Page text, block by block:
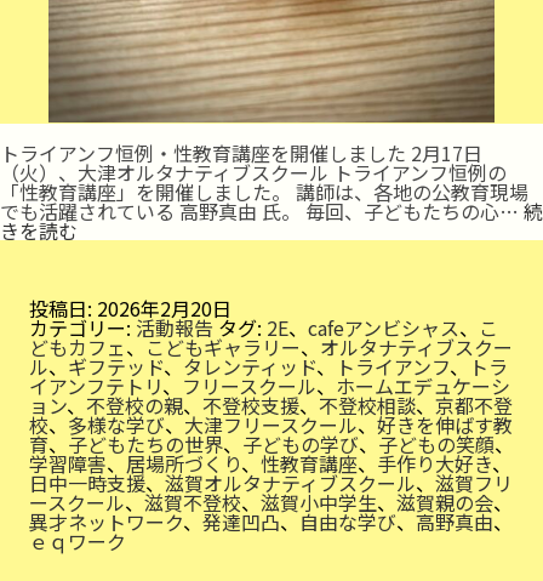
トライアンフ恒例・性教育講座を開催しました 2月17日
（火）、大津オルタナティブスクール トライアンフ恒例の
「性教育講座」を開催しました。 講師は、各地の公教育現場
でも活躍されている 高野真由 氏。 毎回、子どもたちの心…続
きを読む大
切
と
を
温
か
く
学
ぶ
投稿日: 2026年2月20日
カテゴリー: 活動報告 タグ: 2E、 cafeアンビシャス、 こ
どもカフェ、こどもギャラリー、 オルタナティブスクー
ル、 ギフテッド、タレンティッド、 トライアンフ、 トラ
イアンフテトリ、 フリースクール、 ホームエデュケーシ
ョン、 不登校の親、 不登校支援、 不登校相談、 京都不登
校、 多様な学び、大津フリースクール、好きを伸ばす教
育、 子どもたちの世界、 子どもの学び、子どもの笑顔、
学習障害、 居場所づくり、 性教育講座、 手作り大好き、
日中一時支援、滋賀オルタナティブスクール、 滋賀フリ
ースクール、滋賀不登校、 滋賀小中学生、 滋賀親の会、
異才ネットワーク、 発達凹凸、自由な学び、高野真由、
ｅｑワーク